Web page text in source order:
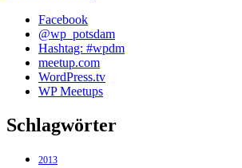
Facebook
@wp_potsdam
Hashtag: #wpdm
meetup.com
WordPress.tv
WP Meetups
Schlagwörter
2013